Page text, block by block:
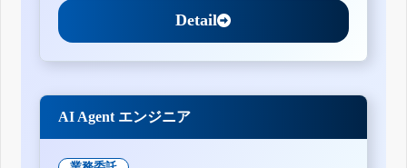
Detail
AI Agent エンジニア